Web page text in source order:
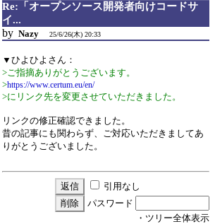
Re:「オープンソース開発者向けコードサ
イ...
by Nazy 25/6/26(木) 20:33
▼ひよひよさん：
>ご指摘ありがとうございます。
>https://www.certum.eu/en/
>にリンク先を変更させていただきました。
リンクの修正確認できました。
昔の記事にも関わらず、ご対応いただきましてあ
りがとうございました。
引用なし
パスワード
・ツリー全体表示